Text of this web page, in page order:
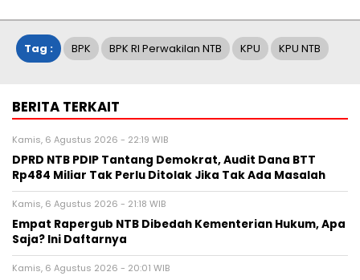
Tag : BPK BPK RI Perwakilan NTB KPU KPU NTB
BERITA TERKAIT
Kamis, 6 Agustus 2026 - 22:19 WIB
DPRD NTB PDIP Tantang Demokrat, Audit Dana BTT
Rp484 Miliar Tak Perlu Ditolak Jika Tak Ada Masalah
Kamis, 6 Agustus 2026 - 21:18 WIB
Empat Rapergub NTB Dibedah Kementerian Hukum, Apa
Saja? Ini Daftarnya
Kamis, 6 Agustus 2026 - 20:01 WIB